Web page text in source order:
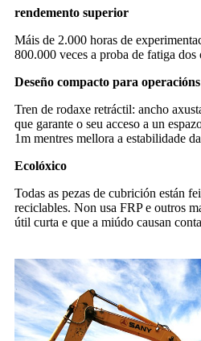
rendemento superior
Máis de 2.000 horas de
800.000 veces a proba de fatiga dos
Deseño compacto para
Tren de rodaxe retráctil: ancho
que garante o seu acceso a un
1m mentres mellora a estabilidade
Ecolóxico
Todas as pezas de cubrición están
reciclables. Non usa FRP e outros
útil curta e que a miúdo causan